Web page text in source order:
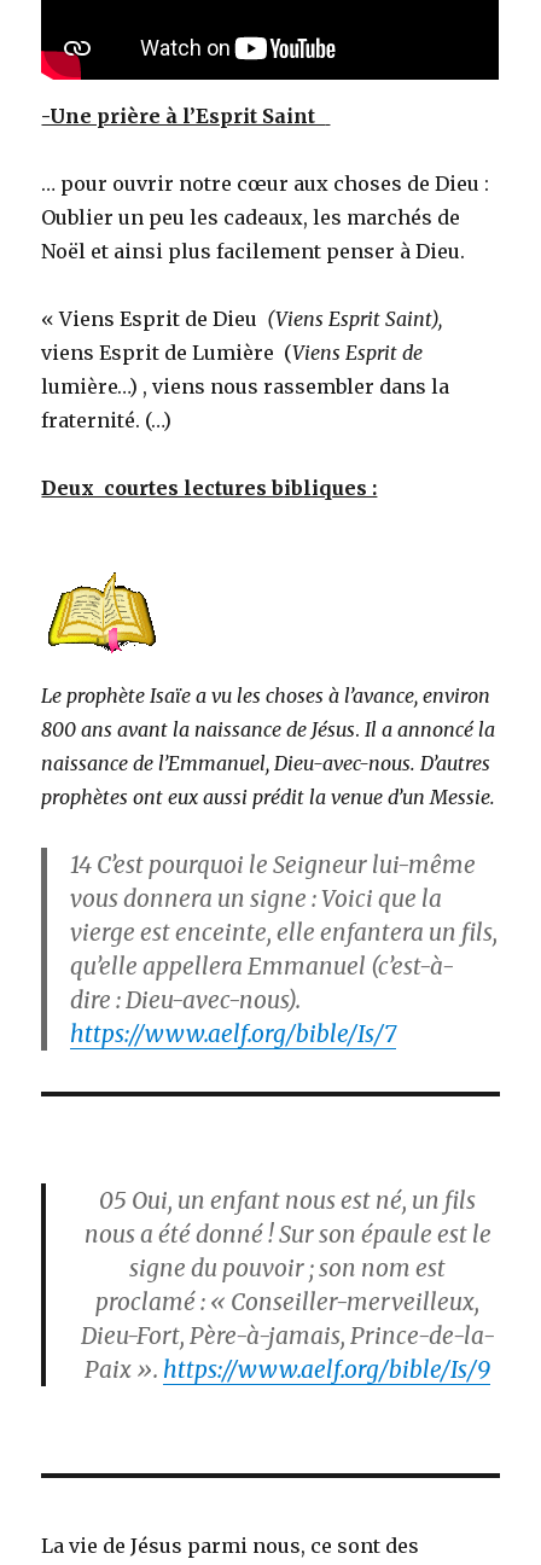
-Une prière à l’Esprit Saint
… pour ouvrir notre cœur aux choses de Dieu :
Oublier un peu les cadeaux, les marchés de
Noël et ainsi plus facilement penser à Dieu.
« Viens Esprit de Dieu (Viens Esprit Saint),
viens Esprit de Lumière (Viens Esprit de
lumière…) , viens nous rassembler dans la
fraternité. (…)
Deux courtes lectures bibliques :
Le prophète Isaïe a vu les choses à l’avance, environ
800 ans avant la naissance de Jésus.Il a annoncé la
naissance de l’Emmanuel, Dieu-avec-nous. D’autres
prophètes ont eux aussi prédit la venue d’un Messie.
14 C’est pourquoi le Seigneur lui-même
vous donnera un signe : Voici que la
vierge est enceinte, elle enfantera un fils,
qu’elle appellera Emmanuel (c’est-à-
dire : Dieu-avec-nous).
https://www.aelf.org/bible/Is/7
05 Oui, un enfant nous est né, un fils
nous a été donné ! Sur son épaule est le
signe du pouvoir ; son nom est
proclamé : « Conseiller-merveilleux,
Dieu-Fort, Père-à-jamais, Prince-de-la-
Paix ». https://www.aelf.org/bible/Is/9
La vie de Jésus parmi nous, ce sont des